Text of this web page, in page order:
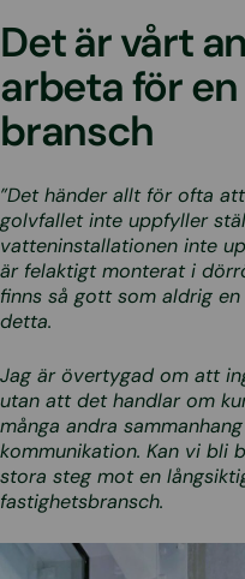
Det är vårt
arbeta för
bransch
”Det händer allt för ofta
golvfallet inte uppfyller
vatteninstallationen inte
är felaktigt monterat i
finns så gott som aldrig
detta.
Jag är övertygad om att
utan att det handlar om
många andra
kommunikation. Kan vi bli
stora steg mot en
fastighetsbransch.